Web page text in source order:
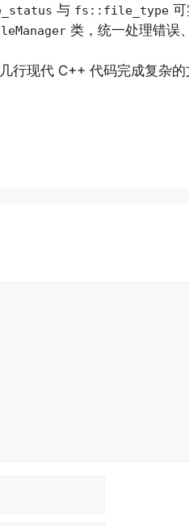
与 fs::file_type 可
类，统一处理错误
行现代 C++ 代码完成复杂